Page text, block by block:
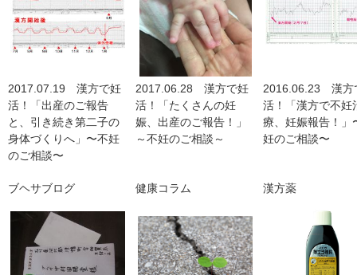
2017.07.19 漢方で妊
活！「出産のご報告
と、引き続き第二子の
身体づくりへ」〜不妊
のご相談〜
2017.06.28 漢方で妊
活！「たくさんの妊
娠、出産のご報告！」
～不妊のご相談～
2016.06.23 漢方
活！「漢方で不妊
療、妊娠報告！」
妊のご相談〜
ブヘサブログ 健康コラム 漢方薬